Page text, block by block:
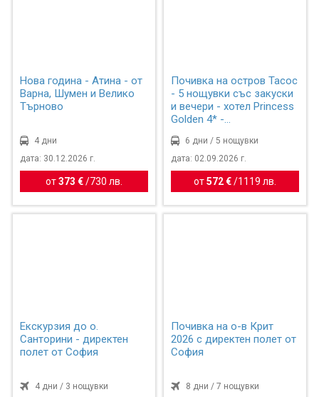
Нова година - Атина - от
Варна, Шумен и Велико
Търново
4 дни
дата: 30.12.2026 г.
от373 € / 730 лв.
Почивка на остров Тасос
- 5 нощувки със закуски
и вечери - хотел Princess
Golden 4* -...
6 дни / 5 нощувки
дата: 02.09.2026 г.
от572 €/ 1119 лв.
Екскурзия до о.
Санторини - директен
полет от София
4 дни / 3 нощувки
Почивка на о-в Крит
2026 с директен полет от
София
8 дни / 7 нощувки